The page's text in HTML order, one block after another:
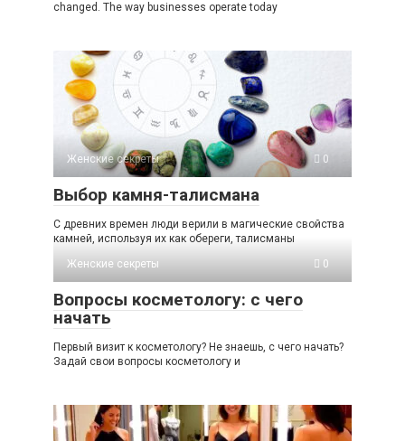
changed. The way businesses operate today
Женские секреты 0
Выбор камня-талисмана
С древних времен люди верили в магические свойства
камней, используя их как обереги, талисманы
Женские секреты
0
Вопросы косметологу: с чего
начать
Первый визит к косметологу? Не знаешь, с чего начать?
Задай свои вопросы косметологу и